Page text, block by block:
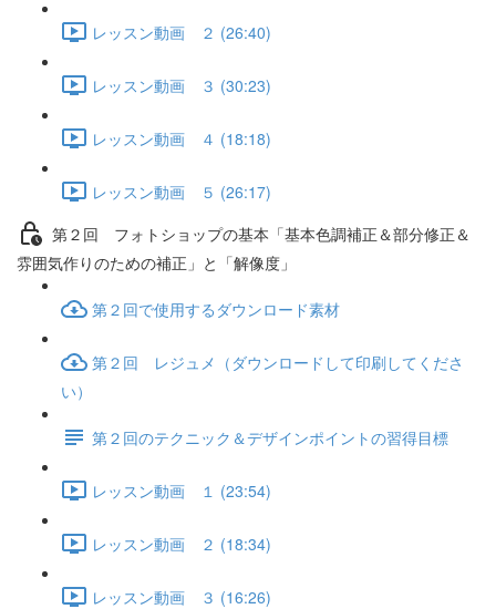
レッスン動画 ２ (26:40)
レッスン動画 ３ (30:23)
レッスン動画 ４ (18:18)
レッスン動画 ５ (26:17)
第２回 フォトショップの基本「基本色調補正＆部分修正＆
雰囲気作りのための補正」と「解像度」
第２回で使用するダウンロード素材
第２回 レジュメ（ダウンロードして印刷してくださ
い）
第２回のテクニック＆デザインポイントの習得目標
レッスン動画 １ (23:54)
レッスン動画 ２ (18:34)
レッスン動画 ３ (16:26)